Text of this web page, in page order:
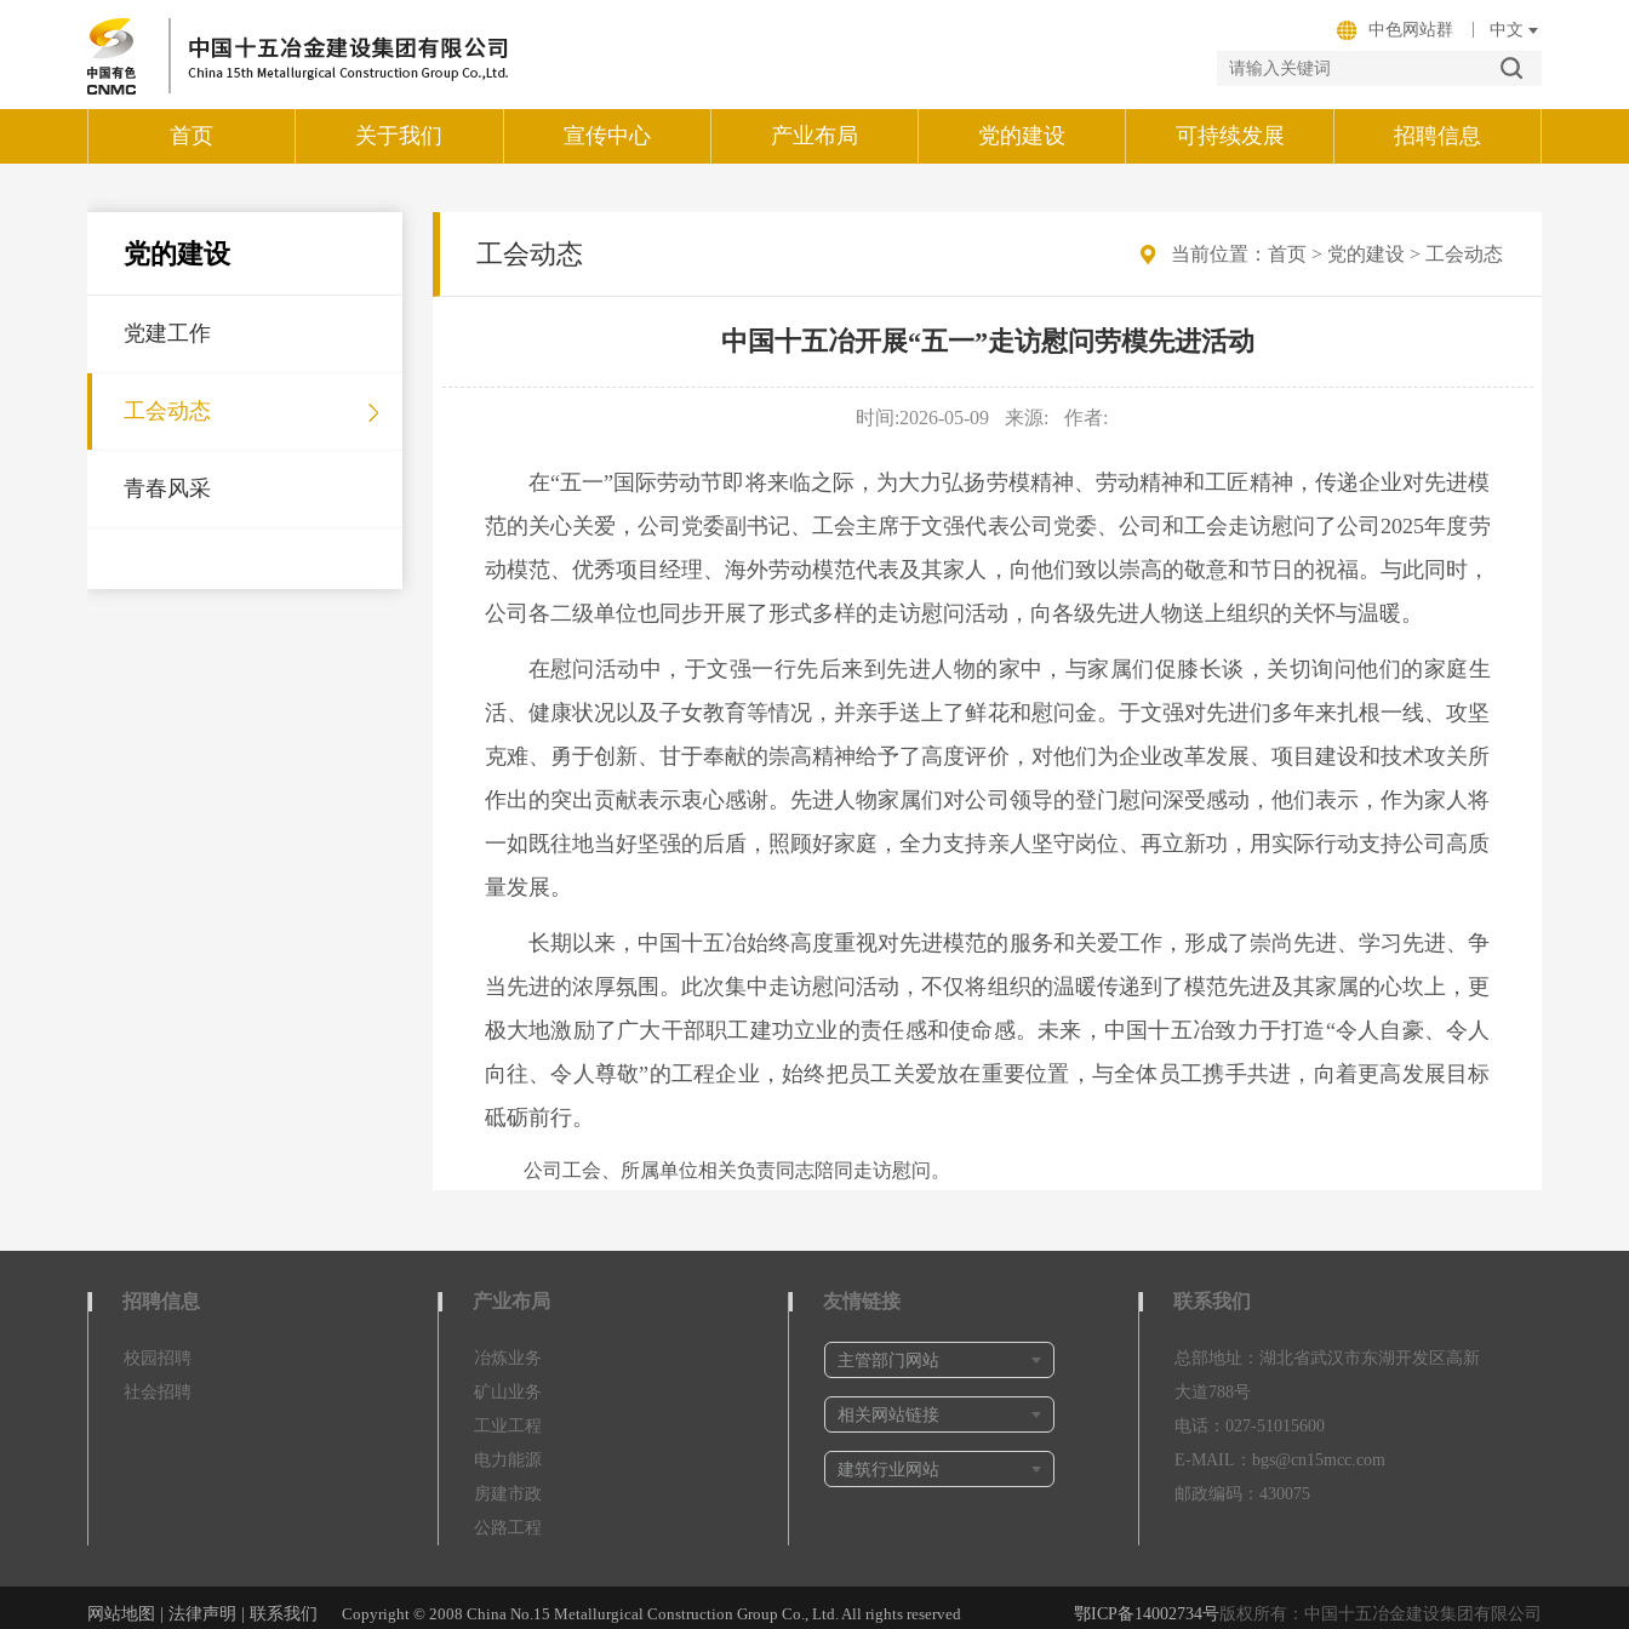
中色网站群
首页 关于我们 宣传中心 产业布局 党的建设 可持续发展 招聘信息
党的建设
党建工作
工会动态
青春风采
工会动态 当前位置： 首页 > 党的建设 > 工会动态
中国十五冶开展“五一”走访慰问劳模先进活动
时间:2026-05-09 来源: 作者:
在“五一”国际劳动节即将来临之际，为大力弘扬劳模精神、劳动精神和工匠精神，传递企业对先进模
范的关心关爱，公司党委副书记、工会主席于文强代表公司党委、公司和工会走访慰问了公司2025年度劳
动模范、优秀项目经理、海外劳动模范代表及其家人，向他们致以崇高的敬意和节日的祝福。与此同时，
公司各二级单位也同步开展了形式多样的走访慰问活动，向各级先进人物送上组织的关怀与温暖。
在慰问活动中，于文强一行先后来到先进人物的家中，与家属们促膝长谈，关切询问他们的家庭生
活、健康状况以及子女教育等情况，并亲手送上了鲜花和慰问金。于文强对先进们多年来扎根一线、攻坚
克难、勇于创新、甘于奉献的崇高精神给予了高度评价，对他们为企业改革发展、项目建设和技术攻关所
作出的突出贡献表示衷心感谢。先进人物家属们对公司领导的登门慰问深受感动，他们表示，作为家人将
一如既往地当好坚强的后盾，照顾好家庭，全力支持亲人坚守岗位、再立新功，用实际行动支持公司高质
量发展。
长期以来，中国十五冶始终高度重视对先进模范的服务和关爱工作，形成了崇尚先进、学习先进、争
当先进的浓厚氛围。此次集中走访慰问活动，不仅将组织的温暖传递到了模范先进及其家属的心坎上，更
极大地激励了广大干部职工建功立业的责任感和使命感。未来，中国十五冶致力于打造“令人自豪、令人
向往、令人尊敬”的工程企业，始终把员工关爱放在重要位置，与全体员工携手共进，向着更高发展目标
砥砺前行。
公司工会、所属单位相关负责同志陪同走访慰问。
招聘信息
校园招聘
社会招聘
产业布局
冶炼业务
矿山业务
工业工程
电力能源
房建市政
公路工程
友情链接 联系我们
总部地址：湖北省武汉市东湖开发区高新
大道788号
电话：027-51015600
E-MAIL：bgs@cn15mcc.com
邮政编码：430075
网站地图 | 法律声明 | 联系我们 Copyright © 2008 China No.15 Metallurgical Construction Group Co., Ltd. All rights reserved 鄂ICP备14002734号版权所有：中国十五冶金建设集团有限公司